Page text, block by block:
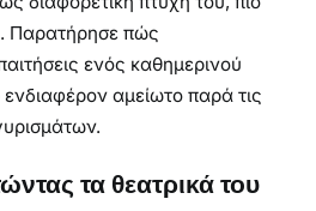
Παρατήρησε πώς
ενός καθημερινού
αμείωτο παρά τις
τα θεατρικά του